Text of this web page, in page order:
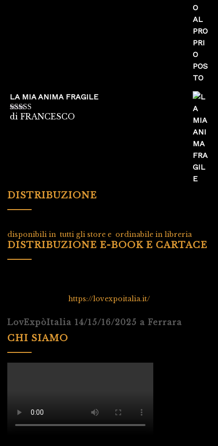
LA MIA ANIMA FRAGILE
Valutato5su
di FRANCESCO
DISTRIBUZIONE
disponibili in tutti gli store e ordinabile in libreria
DISTRIBUZIONE E-BOOK E CARTACE
https://lovexpoitalia.it/
LovExpòItalia 14/15/16/2025 a Ferrara
CHI SIAMO